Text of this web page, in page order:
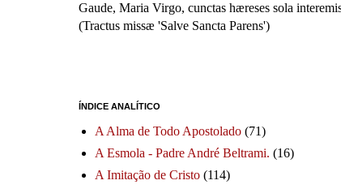
Gaude, Maria Virgo, cunctas hæreses sola
(Tractus missæ 'Salve Sancta Parens')
ÍNDICE ANALÍTICO
A Alma de Todo Apostolado (71)
A Esmola - Padre André Beltrami. (16)
A Imitação de Cristo (114)